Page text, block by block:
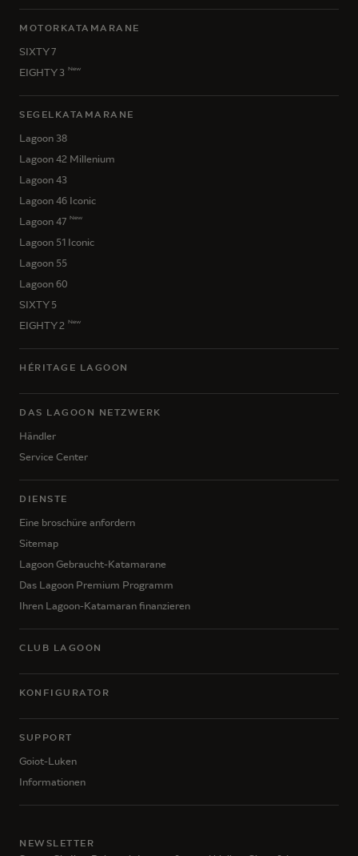
MOTORKATAMARANE
SIXTY 7
EIGHTY 3 New
SEGELKATAMARANE
Lagoon 38
Lagoon 42 Millenium
Lagoon 43
Lagoon 46 Iconic
Lagoon 47 New
Lagoon 51 Iconic
Lagoon 55
Lagoon 60
SIXTY 5
EIGHTY 2
New
HÉRITAGE LAGOON
DAS LAGOON NETZWERK
Händler
Service Center
DIENSTE
Eine broschüre anfordern
Sitemap
Lagoon Gebraucht-Katamarane
Das Lagoon Premium Programm
Ihren Lagoon-Katamaran finanzieren
CLUB LAGOON
KONFIGURATOR
SUPPORT
Goiot-Luken
Informationen
NEWSLETTER